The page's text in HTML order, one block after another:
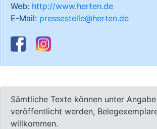
Web: http://www.herten.de
E-Mail: pressestelle@herten.de
Sämtliche Texte können unter
veröffentlicht werden,
willkommen.